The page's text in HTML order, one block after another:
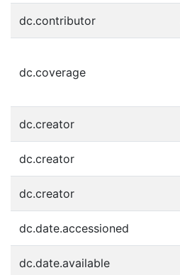
dc.contributor
dc.coverage
dc.creator
dc.creator
dc.creator
dc.date.accessioned
dc.date.available